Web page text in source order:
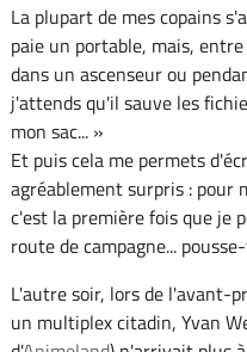
La plupart de mes copains
paie un portable, mais,
dans un ascenseur ou
j'attends qu'il sauve les
mon sac... »
Et puis cela me permets
agréablement surpris : pour
c'est la première fois que je
route de campagne...
L'autre soir, lors de l'avant-
un multiplex citadin, Yvan